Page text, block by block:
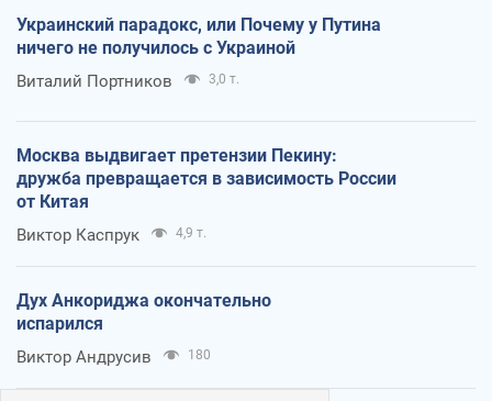
Украинский парадокс, или Почему у Путина
ничего не получилось с Украиной
Виталий Портников 3,0 т.
Москва выдвигает претензии Пекину:
дружба превращается в зависимость России
от Китая
Виктор Каспрук 4,9 т.
Дух Анкориджа окончательно
испарился
Виктор Андрусив 180